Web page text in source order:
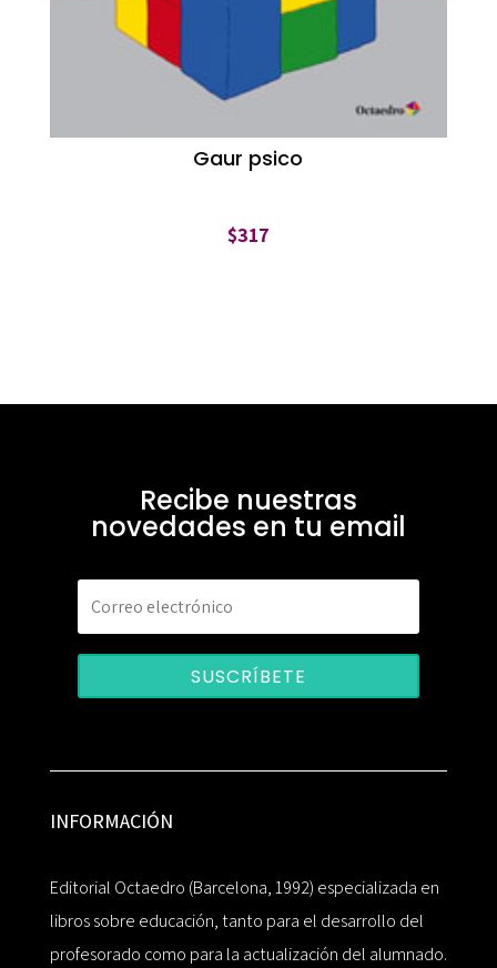
Gaur psico
$317
Recibe nuestras
novedades en tu email
SUSCRÍBETE
INFORMACIÓN
Editorial Octaedro (Barcelona, 1992) especializada en
libros sobre educación, tanto para el desarrollo del
profesorado como para la actualización del alumnado.